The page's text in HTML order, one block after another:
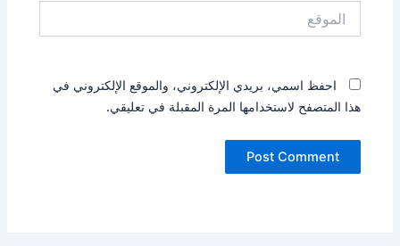
احفظ اسمي، بريدي الإلكتروني، والموقع الإلكتروني في
هذا المتصفح لاستخدامها المرة المقبلة في تعليقي.